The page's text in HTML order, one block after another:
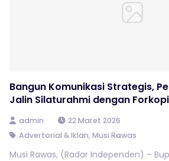
Bangun Komunikasi Strategis,
Jalin Silaturahmi dengan
admin
22 Maret 2026
Advertorial & Iklan, Musi Rawas
Musi Rawas, (Radar Independen) –